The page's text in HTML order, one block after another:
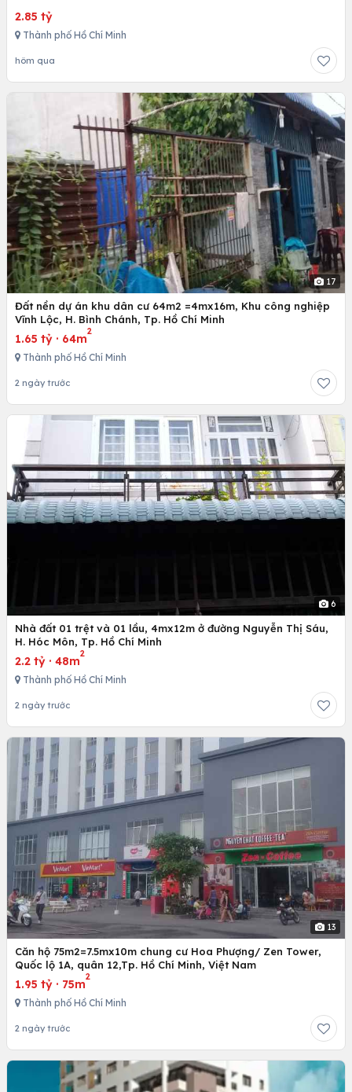
2.85 tỷ
Thành phố Hồ Chí Minh
hôm qua
17
Đất nền dự án khu dân cư 64m2 =4mx16m, Khu công nghiệp
Vĩnh Lộc, H. Bình Chánh, Tp. Hồ Chí Minh
1.65 tỷ · 64m
2
Thành phố Hồ Chí Minh
2 ngày trước
6
Nhà đất 01 trệt và 01 lầu, 4mx12m ở đường Nguyễn Thị Sáu,
H. Hóc Môn, Tp. Hồ Chí Minh
2.2 tỷ · 48m
2
Thành phố Hồ Chí Minh
2 ngày trước
13
Căn hộ 75m2=7.5mx10m chung cư Hoa Phượng/ Zen Tower,
Quốc lộ 1A, quân 12,Tp. Hồ Chí Minh, Việt Nam
1.95 tỷ · 75m
2
Thành phố Hồ Chí Minh
2 ngày trước